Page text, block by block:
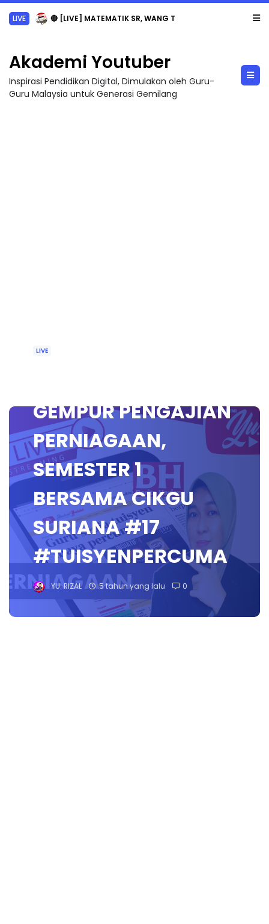
LIVE 🔴 [LIVE] MATEMATIK SR, WANG TAHUN 6 OLEH CIKGU ANITA #ALLINONE #141 #...
Akademi Youtuber
Inspirasi Pendidikan Digital, Dimulakan oleh Guru-
Guru Malaysia untuk Generasi Gemilang
LIVE
GEMPUR PENGAJIAN
PERNIAGAAN,
SEMESTER 1
BERSAMA CIKGU
SURIANA #17
#TUISYENPERCUMA
YU. RIZAL 5 tahun yang lalu 0